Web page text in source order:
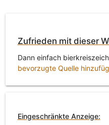
Zufrieden mit dieser
Dann einfach
bevorzugte Quelle
Eingeschränkte Anzeige: